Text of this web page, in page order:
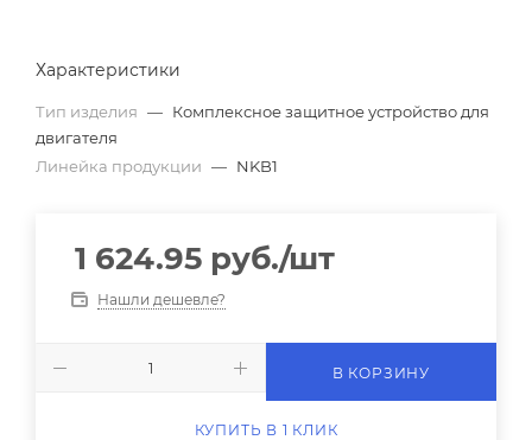
Характеристики
Тип изделия — Комплексное защитное устройство для
двигателя
Линейка продукции — NKB1
1 624.95 руб./шт
Нашли дешевле?
В КОРЗИНУ
КУПИТЬ В 1 КЛИК